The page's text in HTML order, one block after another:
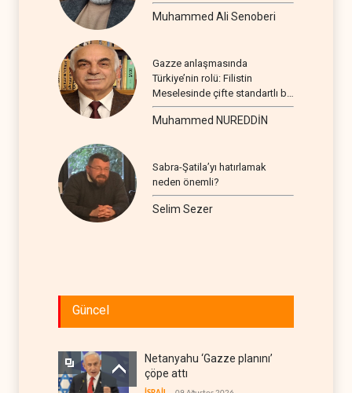
Muhammed Ali Senoberi
Gazze anlaşmasında
Türkiye’nin rolü: Filistin
Meselesinde çifte standartlı bir
seyir
Muhammed NUREDDİN
Sabra-Şatila’yı hatırlamak
neden önemli?
Selim Sezer
Güncel
Netanyahu ‘Gazze planını’
çöpe attı